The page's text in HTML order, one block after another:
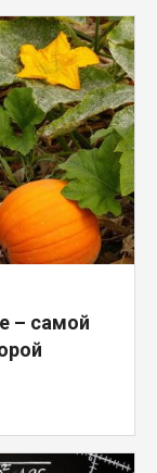
– самой